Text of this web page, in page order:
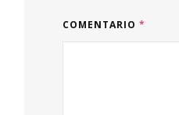
COMENTARIO *